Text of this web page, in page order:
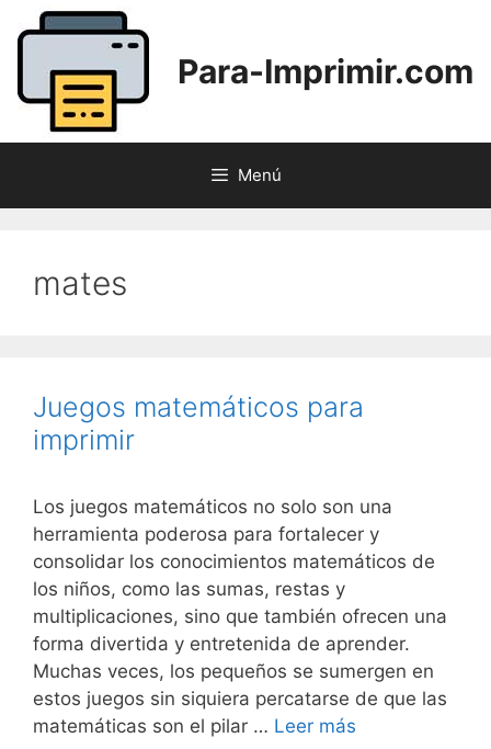
Saltar
contenido
Para-Imprimir.com
Menú
mates
Juegos matemáticos para
imprimir
Los juegos matemáticos no solo son una
herramienta poderosa para fortalecer y
consolidar los conocimientos matemáticos de
los niños, como las sumas, restas y
multiplicaciones, sino que también ofrecen una
forma divertida y entretenida de aprender.
Muchas veces, los pequeños se sumergen en
estos juegos sin siquiera percatarse de que las
matemáticas son el pilar … Leer más